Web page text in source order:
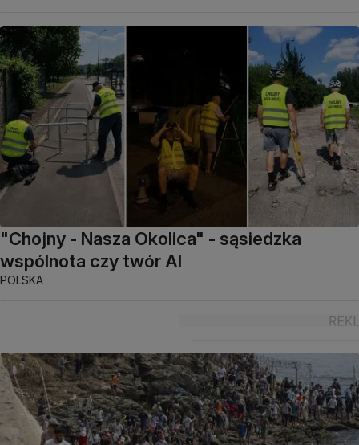
"Chojny - Nasza Okolica" - sąsiedzka
wspólnota czy twór AI
POLSKA